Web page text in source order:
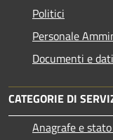
Politici
Personale
Documenti e dati
CATEGORIE DI
Anagrafe e